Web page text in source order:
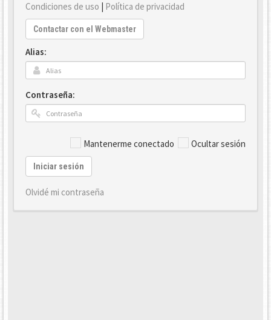
Condiciones de uso | Política de privacidad
Contactar con el Webmaster
Alias:
Contraseña:
Mantenerme conectado Ocultar sesión
Iniciar sesión
Olvidé mi contraseña